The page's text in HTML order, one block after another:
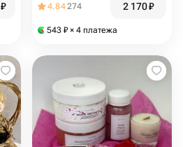
₽ 4.84274 2 170₽
543 ₽ × 4 платежа